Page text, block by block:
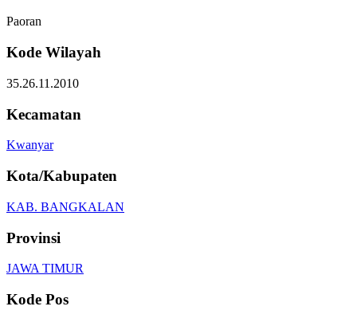
Paoran
Kode Wilayah
35.26.11.2010
Kecamatan
Kwanyar
Kota/Kabupaten
KAB. BANGKALAN
Provinsi
JAWA TIMUR
Kode Pos